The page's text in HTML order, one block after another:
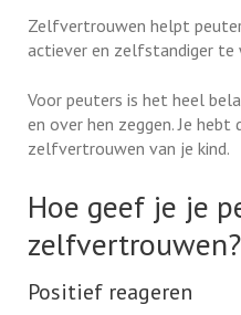
Zelfvertrouwen helpt
actiever en zelfstandiger
Voor peuters is het heel
en over hen zeggen. Je
zelfvertrouwen van je kind.
Hoe geef je je
zelfvertrouwen?
Positief reageren